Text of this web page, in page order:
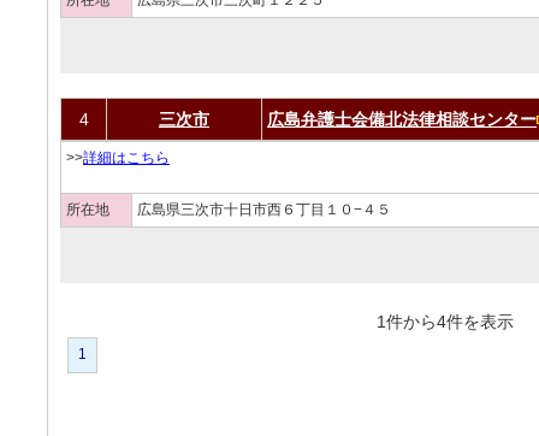
4 三次市 広島弁護士会備北法律相談センター
>>詳細はこちら
所在地 広島県三次市十日市西６丁目１０−４５
1件から4件を表
1